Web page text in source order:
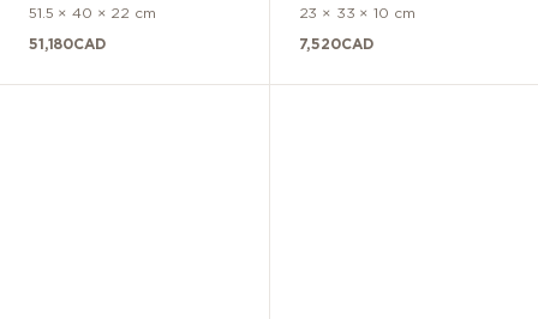
51.5 × 40 × 22 cm
51,180CAD
23 × 33 × 10 cm
7,520CAD